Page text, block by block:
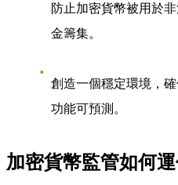
防止加密貨幣被用於
金籌集。
創造一個穩定環境，
功能可預測。
加密貨幣監管如何